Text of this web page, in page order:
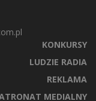
KONKURSY
LUDZIE RADIA
REKLAMA
MEDIALNY